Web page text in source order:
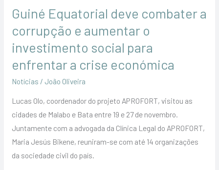
Guiné Equatorial deve combater a
corrupção e aumentar o
investimento social para
enfrentar a crise económica
Notícias / João Oliveira
Lucas Olo, coordenador do projeto APROFORT, visitou as
cidades de Malabo e Bata entre 19 e 27 de novembro.
Juntamente com a advogada da Clínica Legal do APROFORT,
Maria Jesús Bikene, reuniram-se com até 14 organizações
da sociedade civil do país.
enfrentar
a
crise